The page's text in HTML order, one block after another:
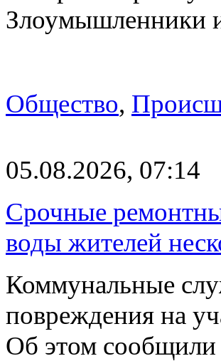
Злоумышленники
Общество,
05.08.2026, 07:14
Срочные
воды жителей
Коммунальные
повреждения на
Об этом